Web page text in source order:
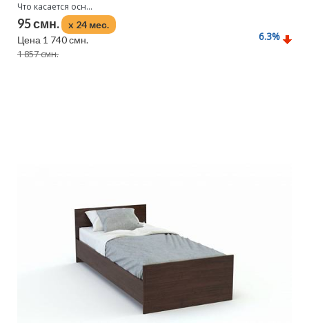
Что касается осн...
95 смн.
x 24 мес.
Цена 1 740 смн.
1 857 смн.
6.3%